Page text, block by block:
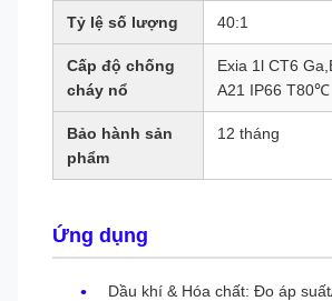
Tỷ lệ số lượng 40:1
Cấp độ chống
cháy nổ
Exia 1l CT6
A21 IP66 T80℃
Bảo hành sản
phẩm
12 tháng
Ứng dụng
Dầu khí & Hóa chất: Đo áp